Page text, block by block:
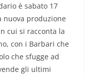
è sabato 17
nuova produzione
cui si racconta la
con i Barbari che
che sfugge ad
gli ultimi